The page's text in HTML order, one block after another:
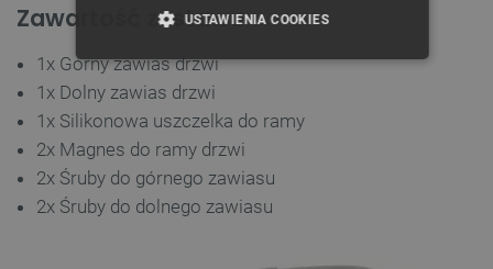
Zawartość zestawu
1x Górny zawias drzwi
1x Dolny zawias drzwi
1x Silikonowa uszczelka do ramy
2x Magnes do ramy drzwi
2x Śruby do górnego zawiasu
2x Śruby do dolnego zawiasu
USTAWIENIA COOKIES
NIEZBĘDNE
TARGETOWANIE
FUNKCJONALNOŚĆ